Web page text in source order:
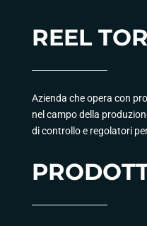
REEL
Azienda che opera con
nel campo della
di controllo e regolatori